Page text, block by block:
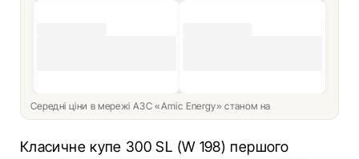
Середні ціни в мережі АЗС «Amic Energy» станом на
Класичне купе 300 SL (W 198) першого